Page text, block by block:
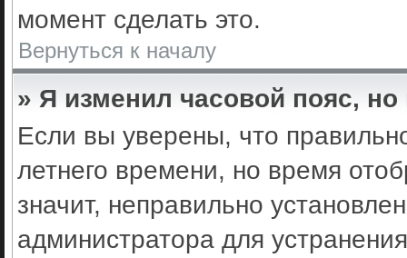
момент сделать это.
Вернуться к началу
» Я изменил часовой пояс,
Если вы уверены, что
летнего времени, но время
значит, неправильно
администратора для